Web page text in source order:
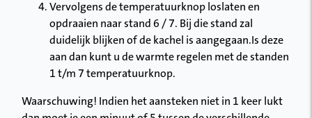
Vervolgens de temperatuurknop loslaten en
opdraaien naar stand 6 / 7. Bij die stand zal
duidelijk blijken of de kachel is aangegaan.Is deze
aan dan kunt u de warmte regelen met de standen
1 t/m 7 temperatuurknop.
Waarschuwing! Indien het aansteken niet in 1 keer lukt